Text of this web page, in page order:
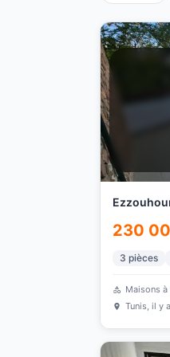
230
3 pièces
Maisons à
Tunis, il y